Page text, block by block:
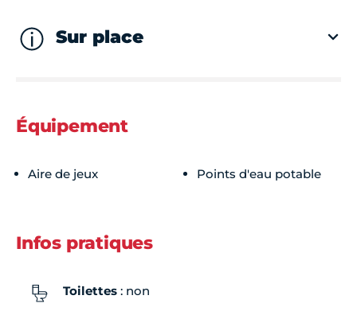
Sur place
Équipement
Aire de jeux Points d'eau potable
Infos pratiques
Toilettes : non